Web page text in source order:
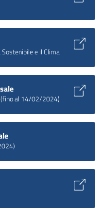
e il Clima
(fino al 14/02/2024)